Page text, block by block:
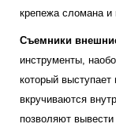
крепежа сломана и
Съемники
инструменты,
который
вкручиваются
позволяют